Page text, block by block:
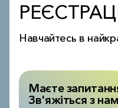
Навчайтесь в
Маєте
Зв'яжіться з